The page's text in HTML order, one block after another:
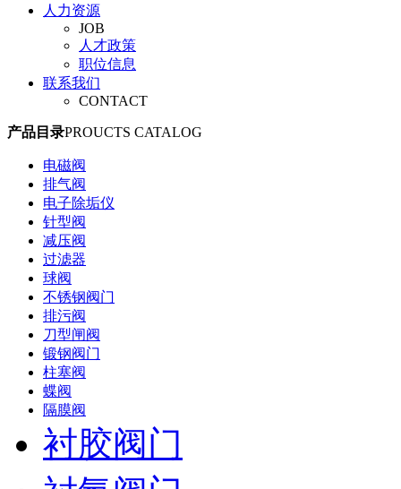
人力资源
JOB
人才政策
职位信息
联系我们
CONTACT
产品目录PROUCTS CATALOG
电磁阀
排气阀
电子除垢仪
针型阀
减压阀
过滤器
球阀
不锈钢阀门
排污阀
刀型闸阀
锻钢阀门
柱塞阀
蝶阀
隔膜阀
衬胶阀门